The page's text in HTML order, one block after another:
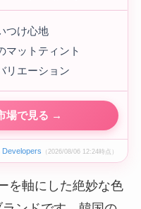
スメ 化粧 口紅 唇 ティ
つけ心地
マットティント
リエーション
場で見る →
（2026/08/06 12:24時点）
を軸にした絶妙な色